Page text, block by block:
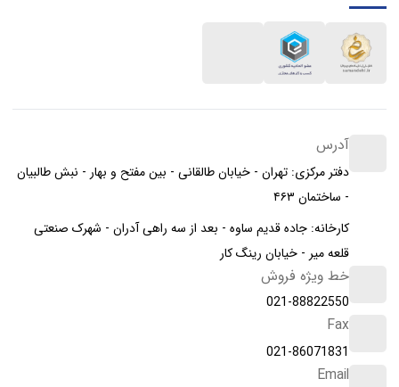
آدرس
دفتر مرکزی: تهران - خیابان طالقانی - بین مفتح و بهار - نبش طالبیان
- ساختمان ۴۶۳
کارخانه: جاده قدیم ساوه - بعد از سه راهی آدران - شهرک صنعتی
قلعه میر - خیابان رینگ کار
خط ویژه فروش
021-88822550
Fax
021-86071831
Email